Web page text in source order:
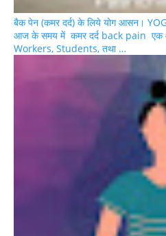
बैक पेन (कमर दर्द) के लिये योग आसन।
आज के समय में कमर दर्द back pain एक
Workers, Students, तथा …